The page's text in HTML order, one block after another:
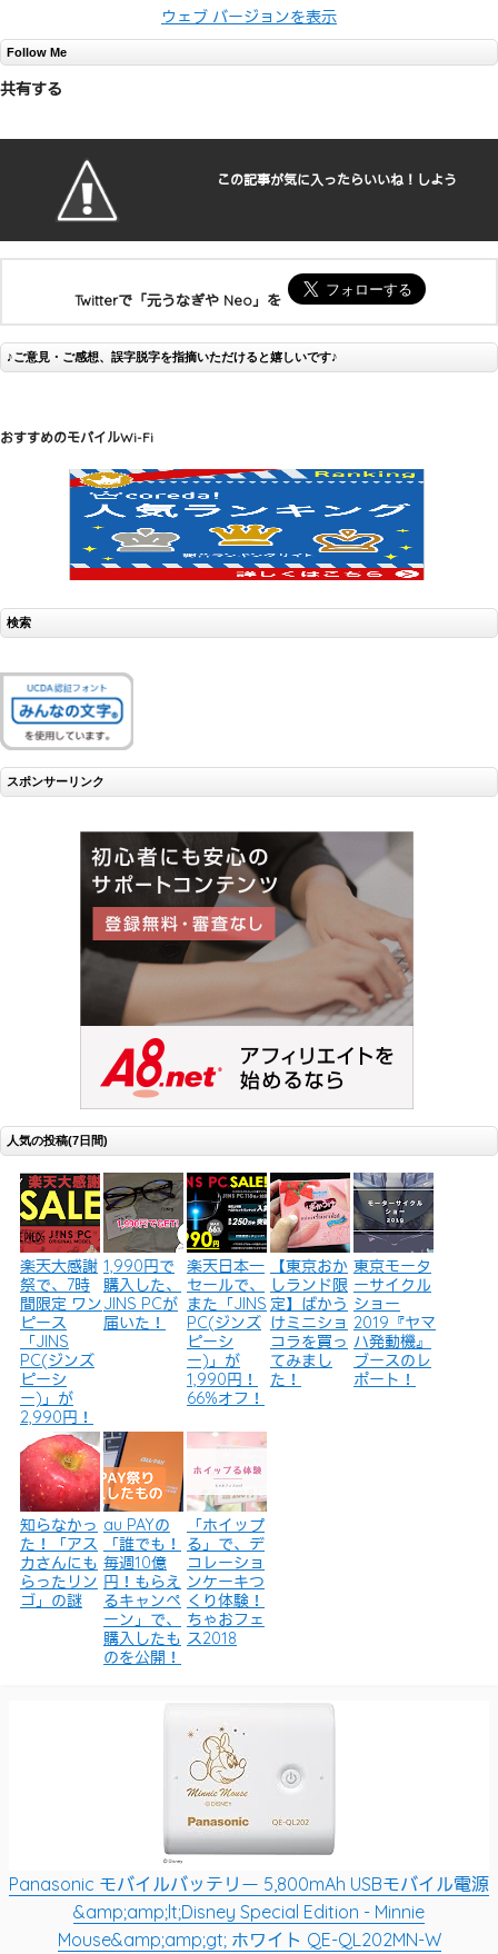
ウェブ バージョンを表示
Follow Me
共有する
この記事が気に入ったらいいね！しよう
Twitterで「元うなぎや Neo」を
♪ご意見・ご感想、誤字脱字を指摘いただけると嬉しいです♪
おすすめのモバイルWi-Fi
検索
スポンサーリンク
人気の投稿(7日間)
楽天大感謝
祭で、7時
間限定 ワン
ピース
「JINS
PC(ジンズ
ピーシ
ー)」が
2,990円！
1,990円で
購入した、
JINS PCが
届いた！
楽天日本一
セールで、
また「JINS
PC(ジンズ
ピーシ
ー)」が
1,990円！
66%オフ！
【東京おか
しランド限
定】ばかう
けミニショ
コラを買っ
てみまし
た！
東京モータ
ーサイクル
ショー
2019『ヤマ
ハ発動機』
ブースのレ
ポート！
知らなかっ
た！「アス
カさんにも
らったリン
ゴ」の謎
au PAYの
「誰でも！
毎週10億
円！もらえ
るキャンペ
ーン」で、
購入したも
のを公開！
「ホイップ
る」で、デ
コレーショ
ンケーキつ
くり体験！
ちゃおフェ
ス2018
Panasonic モバイルバッテリー 5,800mAh USBモバイル電源
&amp;amp;lt;Disney Special Edition - Minnie
Mouse&amp;amp;gt; ホワイト QE-QL202MN-W